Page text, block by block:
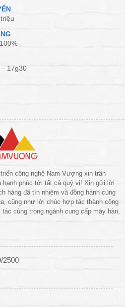
17g30
công nghệ Nam Vượng xin trân
hạnh phúc tới tất cả quý vị! Xin gửi lời
hàng đã tín nhiệm và đồng hành cùng
cũng như lời chúc hợp tác thành công
cùng trong ngành cung cấp máy hàn,
2500